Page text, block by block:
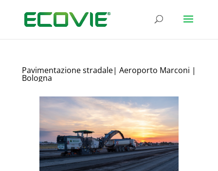
Pavimentazione stradale| Aeroporto Marconi |
Bologna